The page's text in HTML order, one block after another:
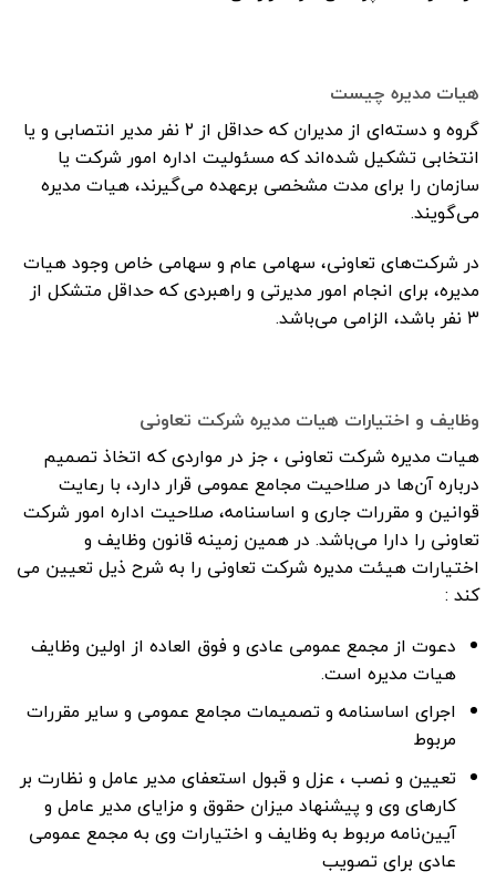
هیات مدیره چیست
گروه و دسته‌ای از مدیران که حداقل از ۲ نفر مدیر انتصابی و یا
انتخابی تشکیل شده‌اند که مسئولیت اداره امور شرکت یا
سازمان را برای مدت مشخصی برعهده می‌گیرند، هیات مدیره
می‌گویند.
در شرکت‌های تعاونی، سهامی عام و سهامی خاص وجود هیات
مدیره، برای انجام امور مدیرتی و راهبردی که حداقل متشکل از
۳ نفر باشد، الزامی می‌باشد.
وظایف و اختیارات هیات مدیره شرکت تعاونی
هیات مدیره شرکت تعاونی ، جز در مواردی که اتخاذ تصمیم
درباره آن‌ها در صلاحیت مجامع عمومی قرار دارد، با رعایت
قوانین و مقررات جاری و اساسنامه، صلاحیت اداره امور شرکت
تعاونی را دارا می‌باشد. در همین زمینه قانون وظایف و
اختیارات هیئت مدیره شرکت تعاونی را به شرح ذیل تعیین می
کند :
دعوت از مجمع عمومی عادی و فوق العاده از اولین وظایف
هیات مدیره است.
اجرای اساسنامه و تصمیمات مجامع عمومی و سایر مقررات
مربوط
تعیین و نصب ، عزل و قبول استعفای مدیر عامل و نظارت بر
کارهای وی و پیشنهاد میزان حقوق و مزایای مدیر عامل و
آیین‌نامه مربوط به وظایف و اختیارات وی به مجمع عمومی
عادی برای تصویب